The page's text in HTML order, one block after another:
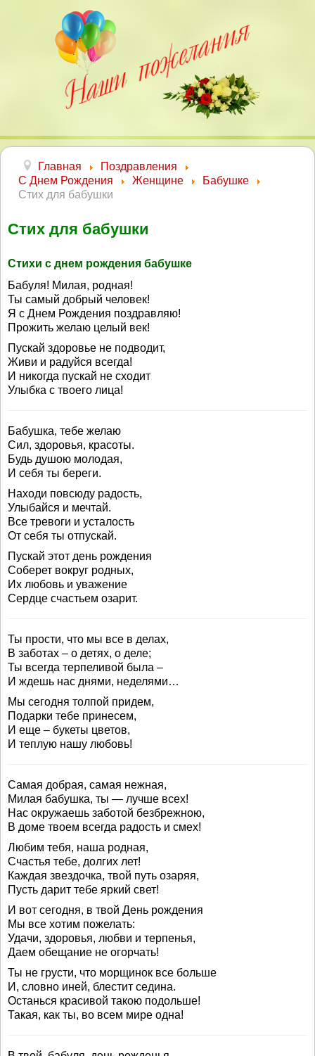
Главная
Поздравления
С Днем Рождения
Женщине
Бабушке
Стих для бабушки
Стих для бабушки
Стихи с днем рождения бабушке
Бабуля! Милая, родная!
Ты самый добрый человек!
Я с Днем Рождения поздравляю!
Прожить желаю целый век!
Пускай здоровье не подводит,
Живи и радуйся всегда!
И никогда пускай не сходит
Улыбка с твоего лица!
Бабушка, тебе желаю
Сил, здоровья, красоты.
Будь душою молодая,
И себя ты береги.
Находи повсюду радость,
Улыбайся и мечтай.
Все тревоги и усталость
От себя ты отпускай.
Пускай этот день рождения
Соберет вокруг родных,
Их любовь и уважение
Сердце счастьем озарит.
Ты прости, что мы все в делах,
В заботах – о детях, о деле;
Ты всегда терпеливой была –
И ждешь нас днями, неделями…
Мы сегодня толпой придем,
Подарки тебе принесем,
И еще – букеты цветов,
И теплую нашу любовь!
Самая добрая, самая нежная,
Милая бабушка, ты — лучше всех!
Нас окружаешь заботой безбрежною,
В доме твоем всегда радость и смех!
Любим тебя, наша родная,
Счастья тебе, долгих лет!
Каждая звездочка, твой путь озаряя,
Пусть дарит тебе яркий свет!
И вот сегодня, в твой День рождения
Мы все хотим пожелать:
Удачи, здоровья, любви и терпенья,
Даем обещание не огорчать!
Ты не грусти, что морщинок все больше
И, словно иней, блестит седина.
Останься красивой такою подольше!
Такая, как ты, во всем мире одна!